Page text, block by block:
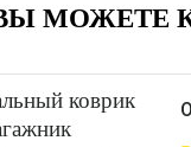
МОЖЕТЕ